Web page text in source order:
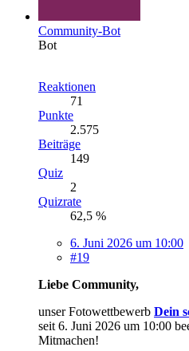
Community-Bot
Bot
Reaktionen
71
Punkte
2.575
Beiträge
149
Quiz
2
Quizrate
62,5 %
6. Juni 2026 um 10:00
#19
Liebe Community,
unser Fotowettbewerb Dein
seit 6. Juni 2026 um 10:00
Mitmachen!